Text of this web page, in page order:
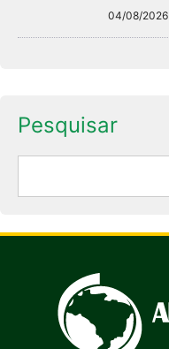
04/08/2026
Pesquisar